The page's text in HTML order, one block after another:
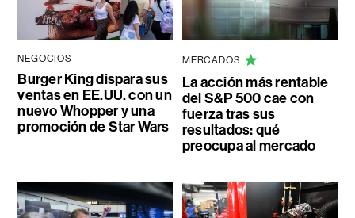
NEGOCIOS
Burger King dispara sus
ventas en EE.UU. con un
nuevo Whopper y una
promoción de Star Wars
MERCADOS
La acción más rentable
del S&P 500 cae con
fuerza tras sus
resultados: qué
preocupa al mercado